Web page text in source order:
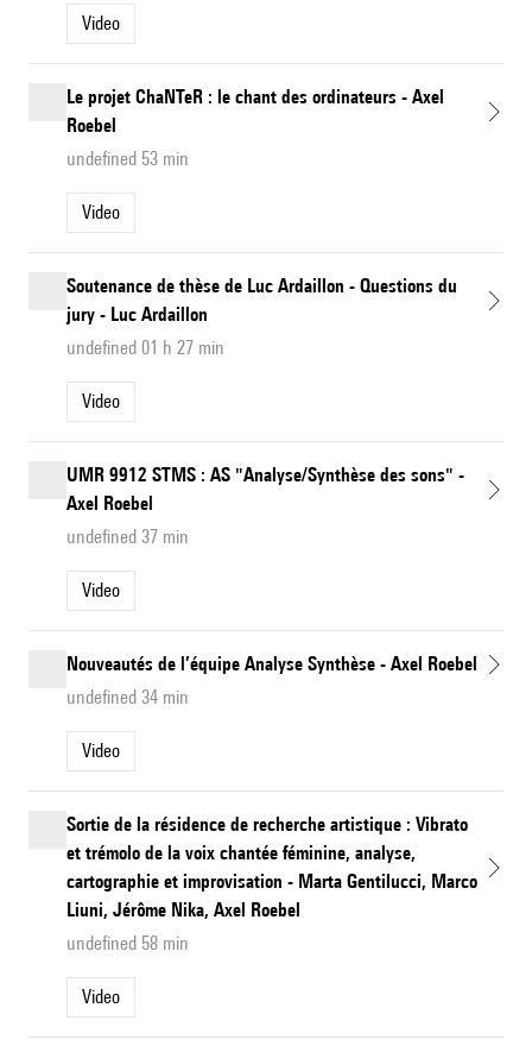
Video
Le projet ChaNTeR : le chant des ordinateurs - Axel
Roebel
undefined 53 min
Video
Soutenance de thèse de Luc Ardaillon - Questions du
jury - Luc Ardaillon
undefined 01 h 27 min
Video
UMR 9912 STMS : AS "Analyse/Synthèse des sons" -
Axel Roebel
undefined 37 min
Video
Nouveautés de l’équipe Analyse Synthèse - Axel Roebel
undefined 34 min
Video
Sortie de la résidence de recherche artistique : Vibrato
et trémolo de la voix chantée féminine, analyse,
cartographie et improvisation - Marta Gentilucci, Marco
Liuni, Jérôme Nika, Axel Roebel
undefined 58 min
Video